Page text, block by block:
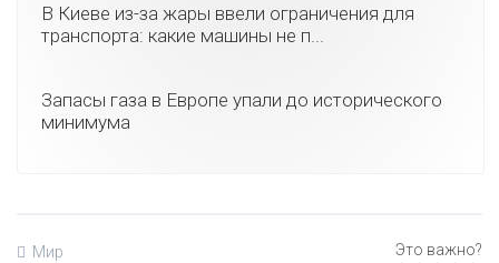
В Киеве из-за жары ввели ограничения для
транспорта: какие машины не п...
Запасы газа в Европе упали до исторического
минимума
Мир